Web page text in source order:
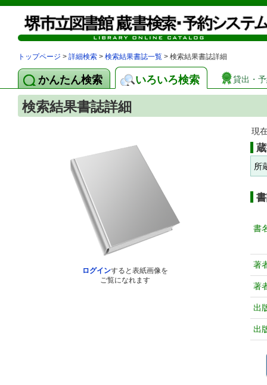
トップページ > 詳細検索 > 検索結果書誌一覧 > 検索結果書誌詳細
かんたん検索 いろいろ検索 貸出・
検索結果書誌詳細
ログインすると表紙画像を
ご覧になれます
現
所
書
著
著
出
出